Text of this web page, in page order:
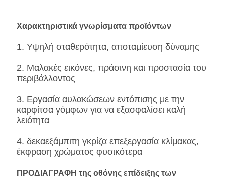
Χαρακτηριστικά γνωρίσματα προϊόντων
1. Υψηλή σταθερότητα, αποταμίευση δύναμης
2. Μαλακές εικόνες, πράσινη και προστασία του
περιβάλλοντος
3. Εργασία αυλακώσεων εντόπισης με την
καρφίτσα γόμφων για να εξασφαλίσει καλή
λειότητα
4. δεκαεξάμπιτη γκρίζα επεξεργασία κλίμακας,
έκφραση χρώματος φυσικότερα
ΠΡΟΔΙΑΓΡΑΦΗ της οθόνης επίδειξης των